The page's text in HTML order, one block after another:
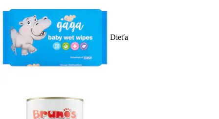
Dieťa